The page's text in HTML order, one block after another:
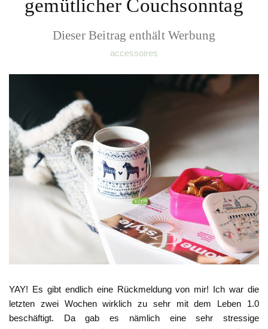
gemütlicher Couchsonntag
Dieser Beitrag enthält Werbung
accessoires
YAY! Es gibt endlich eine Rückmeldung von mir! Ich war die
letzten zwei Wochen wirklich zu sehr mit dem Leben 1.0
beschäftigt. Da gab es nämlich eine sehr stressige